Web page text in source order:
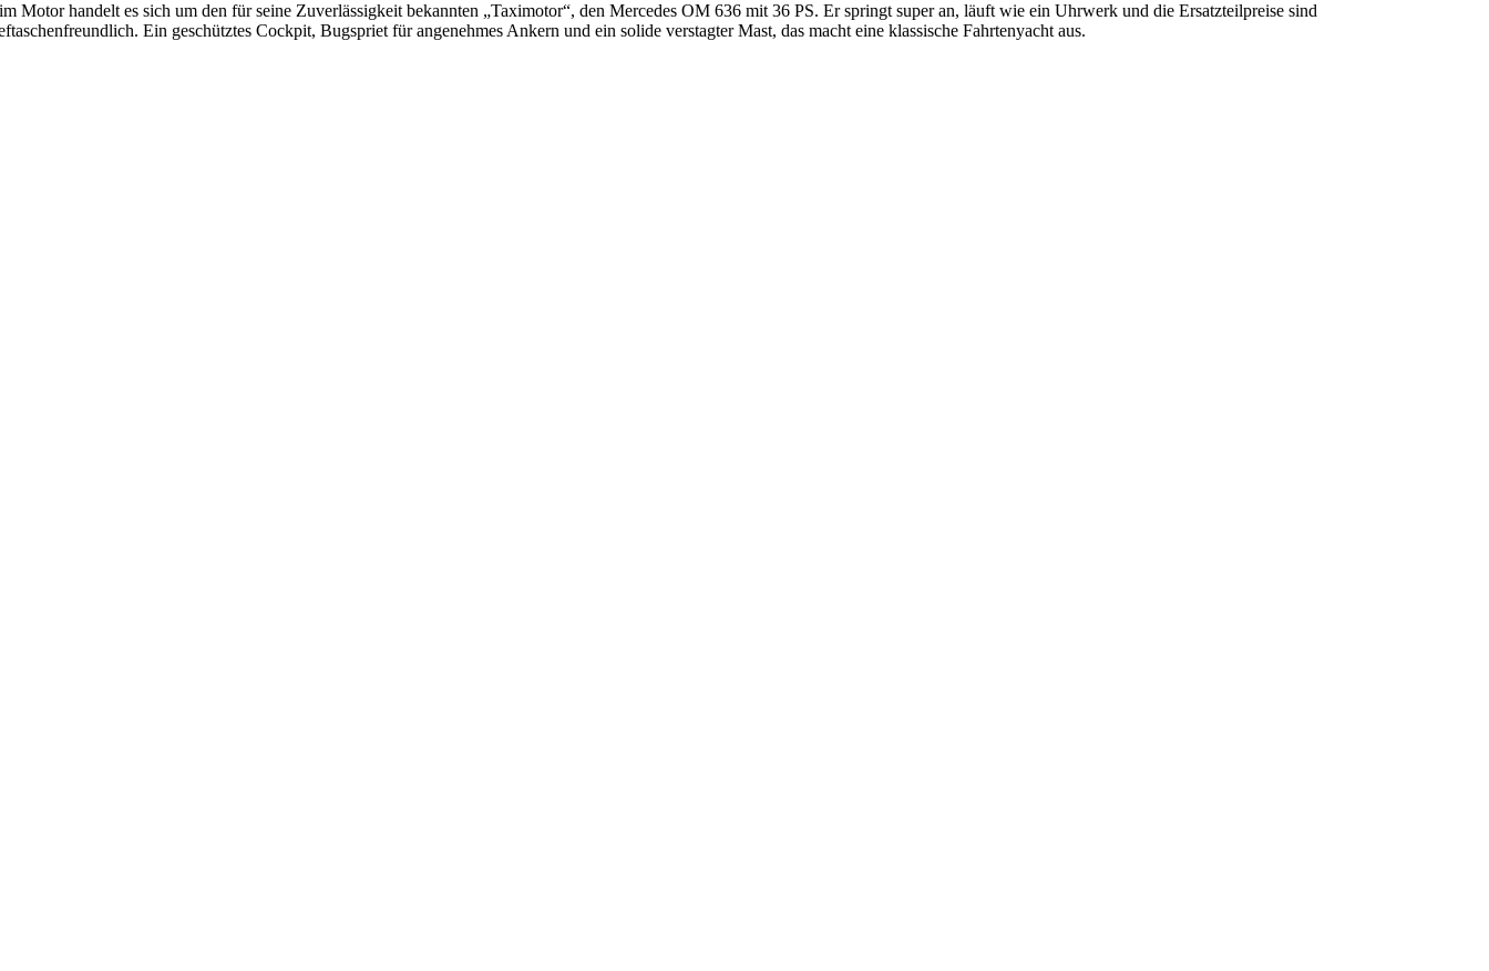
Motor handelt es sich um den für seine Zuverlässigkeit bekannten „Taximotor“, den Mercedes OM 636 mit 36 PS. Er springt super an, läuft wie ein Uhrwerk und die Ersatzteilpreise sind
Ein geschütztes Cockpit, Bugspriet für angenehmes Ankern und ein solide verstagter Mast, das macht eine klassische Fahrtenyacht aus.